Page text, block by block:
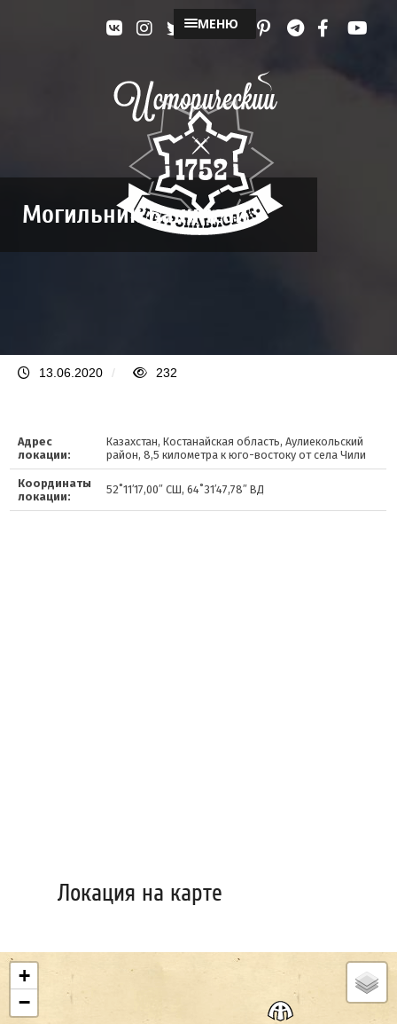
МЕНЮ
Могильник Бакинсай
13.06.2020 / 232
Адрес
локации:
Казахстан, Костанайская область, Аулиекольский
район, 8,5 километра к юго-востоку от села Чили
Координаты
локации:
52˚11′17,00″ СШ, 64˚31′47,78″ ВД
Локация на карте
+
−